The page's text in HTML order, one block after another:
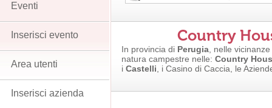
Country
In provincia di Perugia , nelle
natura campestre nelle: Country
i Castelli , i Casino di Caccia, le
Eventi
Inserisci evento
Area utenti
Inserisci azienda